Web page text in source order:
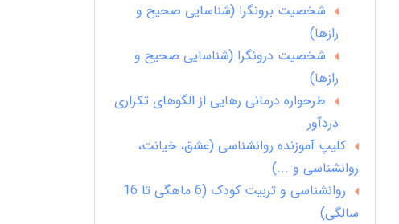
شخصیت برونگرا (شناسایی صحیح و
رازها)
شخصیت درونگرا (شناسایی صحیح و
رازها)
طرحواره درمانی رهایی از الگوهای تکراری
دردآور
کلیپ آموزنده روانشناسی (عشق، خیانت،
روانشناسی و ...)
روانشناسی و تربیت کودک (6 ماهگی تا 16
سالگی)